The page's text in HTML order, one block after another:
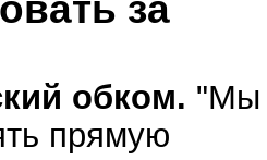
за
обком. "Мы
прямую